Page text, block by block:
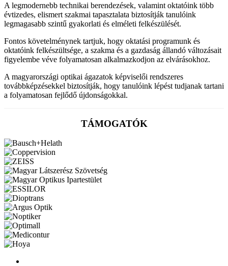
A legmodernebb technikai berendezések, valamint oktatóink több
évtizedes, elismert szakmai tapasztalata biztosítják tanulóink
legmagasabb szintű gyakorlati és elméleti felkészülését.
Fontos követelménynek tartjuk, hogy oktatási programunk és
oktatóink felkészültsége, a szakma és a gazdaság állandó változásait
figyelembe véve folyamatosan alkalmazkodjon az elvárásokhoz.
A magyarországi optikai ágazatok képviselői rendszeres
továbbképzésekkel biztosítják, hogy tanulóink lépést tudjanak tartani
a folyamatosan fejlődő újdonságokkal.
TÁMOGATÓK